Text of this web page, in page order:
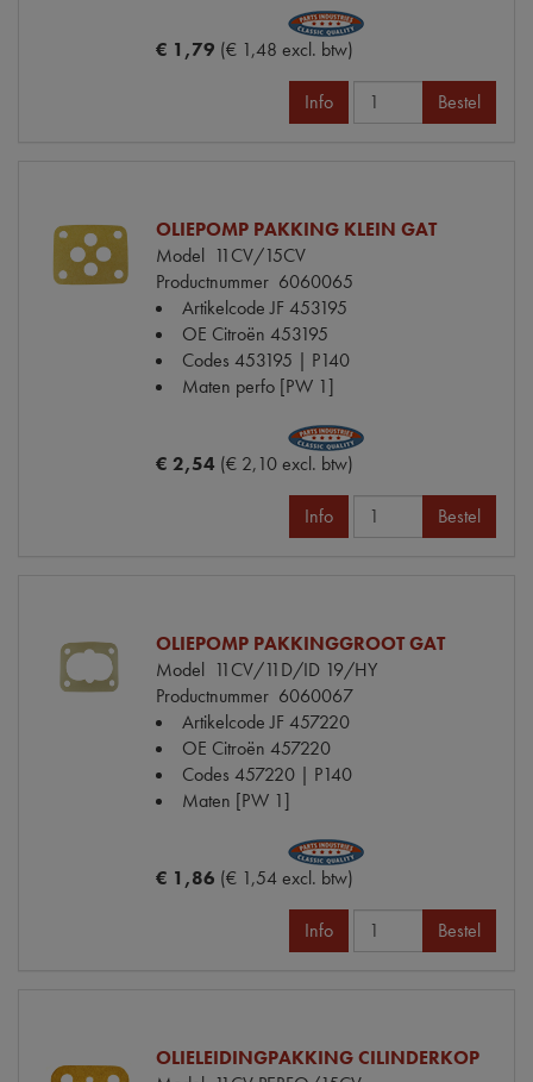
€ 1,79 (€ 1,48 excl. btw)
Info Bestel
OLIEPOMP PAKKING KLEIN GAT
Model 11CV/15CV
Productnummer 6060065
Artikelcode JF453195
OE Citroën 453195
Codes 453195 | P140
Maten perfo [PW 1]
€ 2,54 (€ 2,10 excl. btw)
Info Bestel
OLIEPOMP PAKKINGGROOT GAT
Model 11CV/11D/ID 19/HY
Productnummer 6060067
Artikelcode JF457220
OE Citroën 457220
Codes 457220 | P140
Maten [PW 1]
€ 1,86 (€ 1,54 excl. btw)
Info Bestel
OLIELEIDINGPAKKING CILINDERKOP